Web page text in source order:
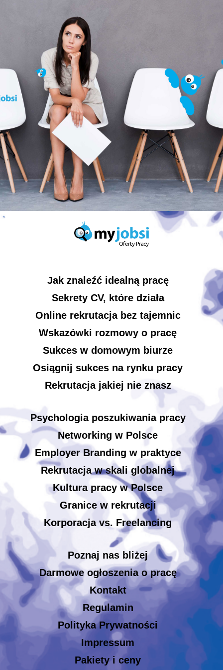
Jak znaleźć idealną pracę
Sekrety CV, które działa
Online rekrutacja bez tajemnic
Wskazówki rozmowy o pracę
Sukces w domowym biurze
Osiągnij sukces na rynku pracy
Rekrutacja jakiej nie znasz
Psychologia poszukiwania pracy
Networking w Polsce
Employer Branding w praktyce
Rekrutacja w skali globalnej
Kultura pracy w Polsce
Granice w rekrutacji
Korporacja vs. Freelancing
Poznaj nas bliżej
Darmowe ogłoszenia o pracę
Kontakt
Regulamin
Polityka Prywatności
Impressum
Pakiety i ceny